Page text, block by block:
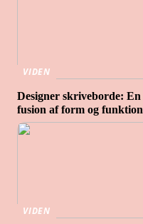
VIDEN
Designer skriveborde: En
fusion af form og funktion
VIDEN